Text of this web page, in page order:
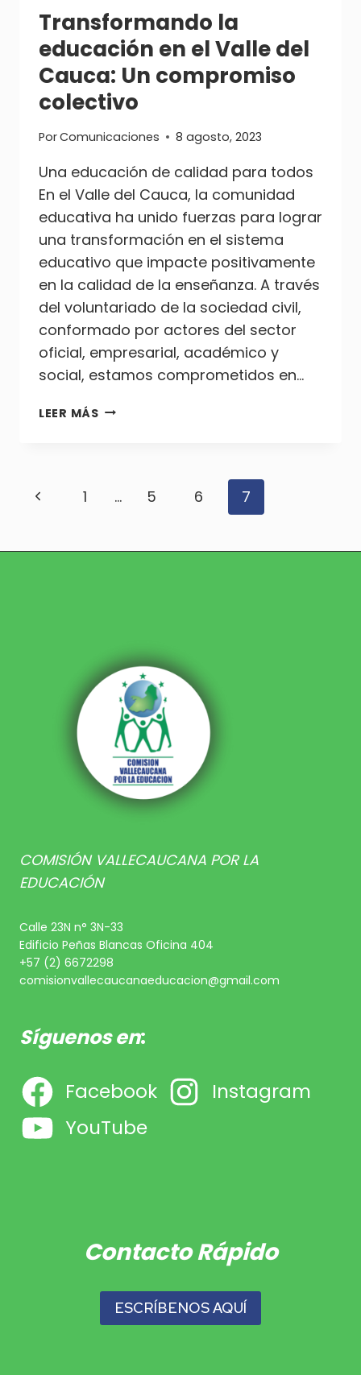
DEL
CAUCA!
Transformando la
educación en el Valle del
Cauca: Un compromiso
colectivo
PorComunicaciones 8 agosto, 2023
Una educación de calidad para todos
En el Valle del Cauca, la comunidad
educativa ha unido fuerzas para lograr
una transformación en el sistema
educativo que impacte positivamente
en la calidad de la enseñanza. A través
del voluntariado de la sociedad civil,
conformado por actores del sector
oficial, empresarial, académico y
social, estamos comprometidos en…
LEER MÁSTRANSFORMANDO
VALLE
UN
Navegación
de
Página
1 … 5 6 7
COMISIÓN VALLECAUCANA POR LA
EDUCACIÓN
Calle 23N n° 3N-33
Edificio Peñas Blancas Oficina 404
+57 (2) 6672298
comisionvallecaucanaeducacion@gmail.com
Síguenos en:
Facebook
Instagram
YouTube
Contacto Rápido
ESCRÍBENOS AQUÍ